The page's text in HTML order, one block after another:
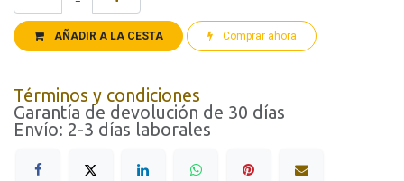
AÑADIR A LA CESTA Comprar ahora
Términos y condiciones
Garantía de devolución de 30 días
Envío: 2-3 días laborales